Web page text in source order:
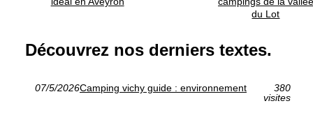
du Lot
Découvrez nos derniers textes.
07/5/2026Camping vichy guide : environnement
380
visites